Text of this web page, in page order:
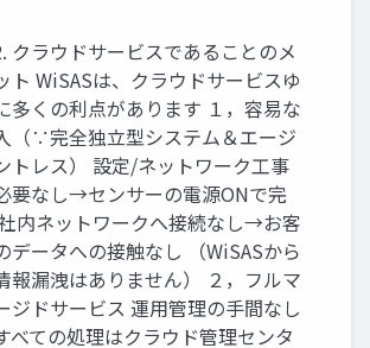
クラウドサービスであることのメ
ト WiSASは、クラウドサービスゆ
多くの利点があります １，容易な
（∵完全独立型システム＆エージ
トレス） 設定/ネットワーク工事
要なし→センサーの電源ONで完
内ネットワークへ接続なし→お客
データへの接触なし （WiSASから
報漏洩はありません） ２，フルマ
ジドサービス 運用管理の手間なし
ての処理はクラウド管理センタ